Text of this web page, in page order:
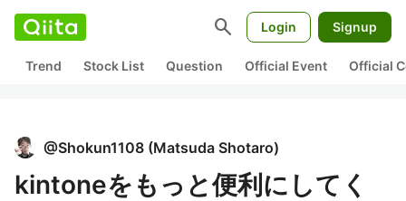
search Login Signup
Trend Stock List Question Official Event Official
@Shokun1108 (Matsuda Shotaro)
kintoneをもっと便利にしてく